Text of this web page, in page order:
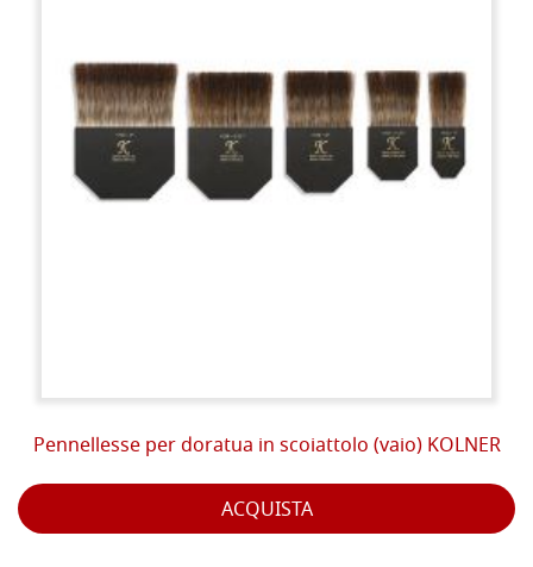
Pennellesse per doratua in scoiattolo (vaio) KOLNER
ACQUISTA